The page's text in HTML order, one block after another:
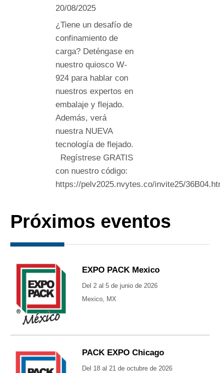
20/08/2025
¿Tiene un desafío de
confinamiento de
carga? Deténgase en
nuestro quiosco W-
924 para hablar con
nuestros expertos en
embalaje y flejado.
Además, verá
nuestra NUEVA
tecnología de flejado.
Regístrese GRATIS
con nuestro código:
https://pelv2025.nvytes.co/invite25/
Próximos eventos
EXPO PACK Mexico
Del 2 al 5 de junio de 2026
Mexico, MX
PACK EXPO Chicago
Del 18 al 21 de octubre de 2026